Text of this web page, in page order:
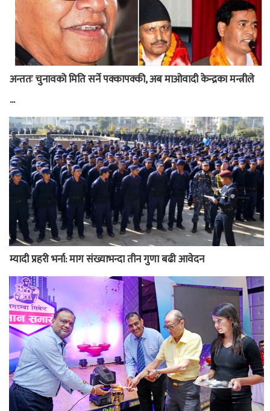
अन्ततः चुनावको मिति सर्ने पक्कापक्की, अब माओवादी केन्द्रका मन्त्रीले
...
म्यादी प्रहरी भर्ना: माग संख्याभन्दा तीन गुणा बढी आवेदन